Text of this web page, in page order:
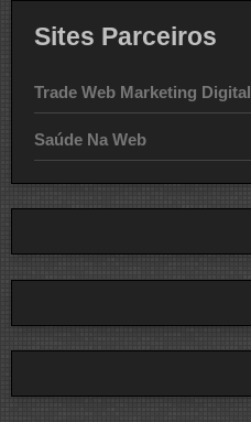
Sites Parceiros
Trade Web Marketing Digital
Saúde Na Web